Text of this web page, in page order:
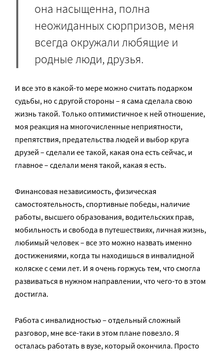
она насыщенна, полна
неожиданных сюрпризов, меня
всегда окружали любящие и
родные люди, друзья.
И все это в какой-то мере можно считать подарком
судьбы, но с другой стороны – я сама сделала свою
жизнь такой. Только оптимистичное к ней отношение,
моя реакция на многочисленные неприятности,
препятствия, предательства людей и выбор круга
друзей – сделали ее такой, какая она есть сейчас, и
главное – сделали меня такой, какая я есть.
Финансовая независимость, физическая
самостоятельность, спортивные победы, наличие
работы, высшего образования, водительских прав,
мобильность и свобода в путешествиях, личная жизнь,
любимый человек – все это можно назвать именно
достижениями, когда ты находишься в инвалидной
коляске с семи лет. И я очень горжусь тем, что смогла
развиваться в нужном направлении, что чего-то в этом
достигла.
Работа с инвалидностью – отдельный сложный
разговор, мне все-таки в этом плане повезло. Я
осталась работать в вузе, который окончила. Просто